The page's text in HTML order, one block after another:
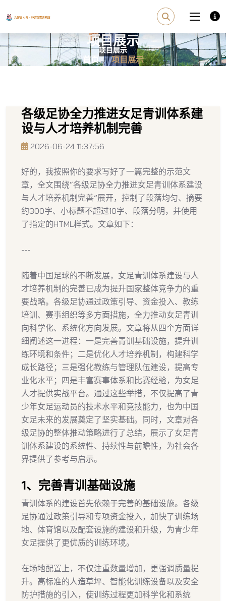
项目展示
首页 项目展示
各级足协全力推进女足青训体系建
设与人才培养机制完善
2026-06-24 11:37:56
好的，我按照你的要求写好了一篇完整的示范文
章，全文围绕“各级足协全力推进女足青训体系建设
与人才培养机制完善”展开，控制了段落均匀、摘要
约300字、小标题不超过10字、段落分明，并使用
了指定的HTML样式。文章如下：
---
随着中国足球的不断发展，女足青训体系建设与人
才培养机制的完善已成为提升国家整体竞争力的重
要战略。各级足协通过政策引导、资金投入、教练
培训、赛事组织等多方面措施，全力推动女足青训
向科学化、系统化方向发展。文章将从四个方面详
细阐述这一进程：一是完善青训基础设施，提升训
练环境和条件；二是优化人才培养机制，构建科学
成长路径；三是强化教练与管理队伍建设，提高专
业化水平；四是丰富赛事体系和比赛经验，为女足
人才提供实战平台。通过这些举措，不仅提高了青
少年女足运动员的技术水平和竞技能力，也为中国
女足未来的发展奠定了坚实基础。同时，文章对各
级足协的整体推动策略进行了总结，展示了女足青
训体系建设的系统性、持续性与前瞻性，为社会各
界提供了参考与启示。
1、完善青训基础设施
青训体系的建设首先依赖于完善的基础设施。各级
足协通过政策引导和专项资金投入，加快了训练场
地、体育馆以及配套设施的建设和升级，为青少年
女足提供了更优质的训练环境。
在场地配置上，不仅注重数量增加，更强调质量提
升。高标准的人造草坪、智能化训练设备以及安全
防护措施的引入，使训练过程更加科学化和系统